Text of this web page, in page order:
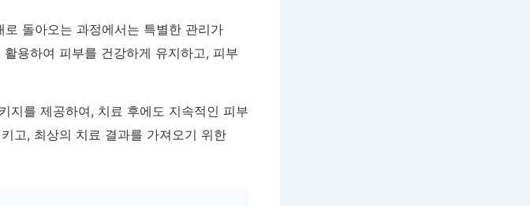
돌아오는 과정에서는 특별한 관리가
활용하여 피부를 건강하게 유지하고, 피부
지를 제공하여, 치료 후에도 지속적인 피부
고, 최상의 치료 결과를 가져오기 위한